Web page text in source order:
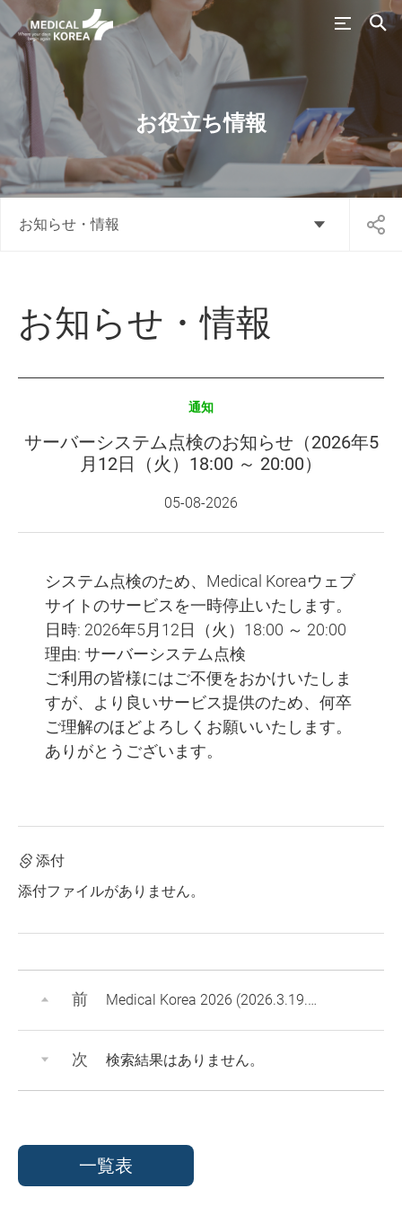
お役立ち情報
お知らせ・情報
お知らせ・情報
通知
サーバーシステム点検のお知らせ（2026年5
月12日（火）18:00 ～ 20:00）
05-08-2026
システム点検のため、Medical Koreaウェブ
サイトのサービスを一時停止いたします。
日時: 2026年5月12日（火）18:00 ～ 20:00
理由: サーバーシステム点検
ご利用の皆様にはご不便をおかけいたしま
すが、より良いサービス提供のため、何卒
ご理解のほどよろしくお願いいたします。
ありがとうございます。
添付
添付ファイルがありません。
前 Medical Korea 2026 (2026.3.19.~ 2026.3.22.)
次 検索結果はありません。
一覧表